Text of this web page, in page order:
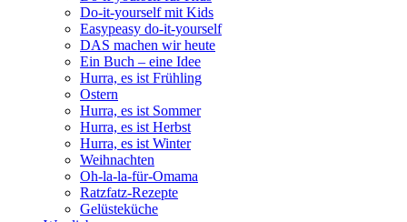
Do-it-yourself mit Kids
Easypeasy do-it-yourself
DAS machen wir heute
Ein Buch – eine Idee
Hurra, es ist Frühling
Ostern
Hurra, es ist Sommer
Hurra, es ist Herbst
Hurra, es ist Winter
Weihnachten
Oh-la-la-für-Omama
Ratzfatz-Rezepte
Gelüsteküche